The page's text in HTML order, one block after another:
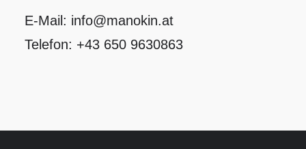
E-Mail: info@manokin.at
Telefon: +43 650 9630863